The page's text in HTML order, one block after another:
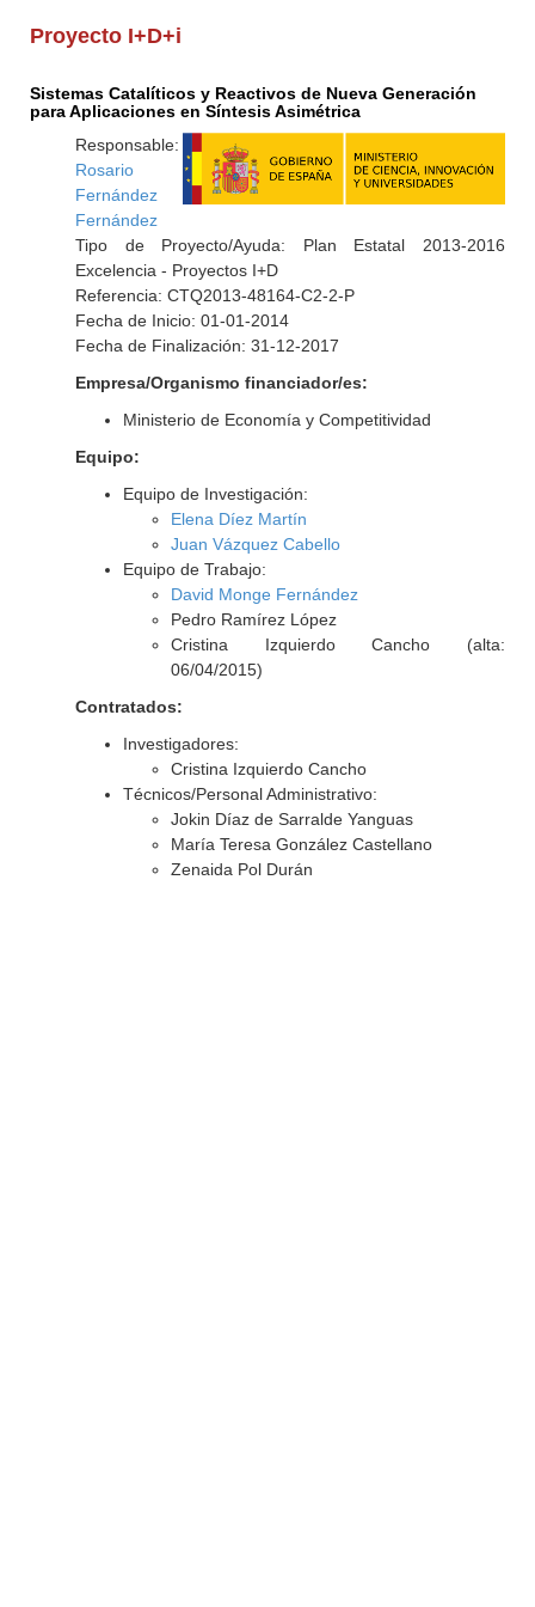
Proyecto I+D+i
Sistemas Catalíticos y Reactivos de Nueva Generación
para Aplicaciones en Síntesis Asimétrica
Responsable:
Rosario
Fernández
Fernández
Tipo de Proyecto/Ayuda: Plan Estatal 2013-2016
Excelencia - Proyectos I+D
Referencia: CTQ2013-48164-C2-2-P
Fecha de Inicio: 01-01-2014
Fecha de Finalización: 31-12-2017
Empresa/Organismo financiador/es:
Ministerio de Economía y Competitividad
Equipo:
Equipo de Investigación:
Elena Díez Martín
Juan Vázquez Cabello
Equipo de Trabajo:
David Monge Fernández
Pedro Ramírez López
Cristina Izquierdo Cancho (alta:
06/04/2015)
Contratados:
Investigadores:
Cristina Izquierdo Cancho
Técnicos/Personal Administrativo:
Jokin Díaz de Sarralde Yanguas
María Teresa González Castellano
Zenaida Pol Durán